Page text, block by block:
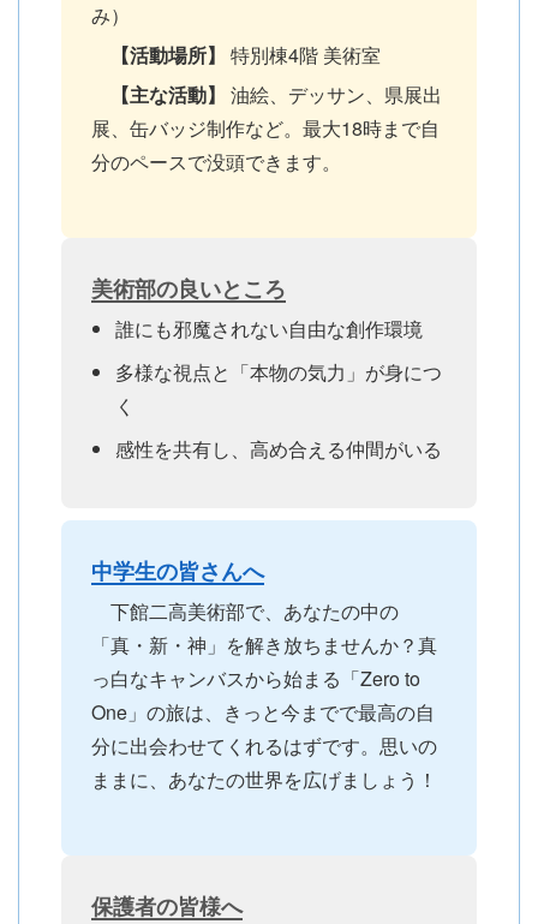
み）
【活動場所】 特別棟4階 美術室
【主な活動】 油絵、デッサン、県展出
展、缶バッジ制作など。最大18時まで自
分のペースで没頭できます。
美術部の良いところ
誰にも邪魔されない自由な創作環境
多様な視点と「本物の気力」が身につ
く
感性を共有し、高め合える仲間がいる
中学生の皆さんへ
下館二高美術部で、あなたの中の
「真・新・神」を解き放ちませんか？真
っ白なキャンバスから始まる「Zero to
One」の旅は、きっと今までで最高の自
分に出会わせてくれるはずです。思いの
ままに、あなたの世界を広げましょう！
保護者の皆様へ